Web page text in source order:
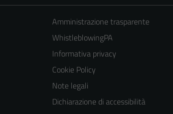
Amministrazione trasparente
WhistleblowingPA
Informativa privacy
Cookie Policy
Note legali
Dichiarazione di accessibilità
Tecnici
Questi cookie
sono necessari